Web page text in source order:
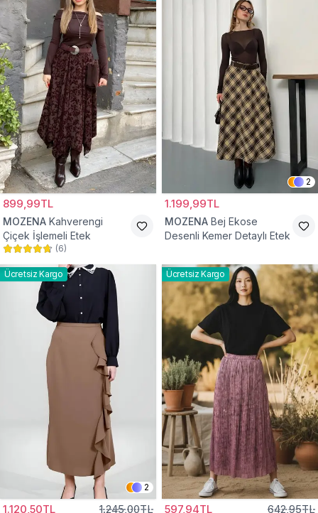
899,99TL
MOZENA Kahverengi
Çiçek İşlemeli Etek
(6)
2
1.199,99TL
MOZENA Bej Ekose
Desenli Kemer Detaylı Etek
Ücretsiz Kargo
2
1.120,50TL 1.245,00TL
Ücretsiz Kargo
597,94TL 642,95TL